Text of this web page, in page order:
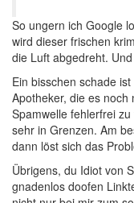
So ungern ich Google
wird dieser frischen
die Luft abgedreht.
Ein bisschen schade
Apotheker, die es
Spamwelle fehlerfrei
sehr in Grenzen. Am
dann löst sich das
Übrigens, du Idiot von
gnadenlos doofen